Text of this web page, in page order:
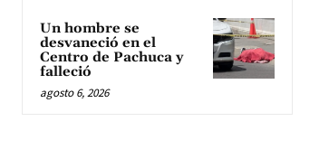
Un hombre se
desvaneció en el
Centro de Pachuca y
falleció
agosto 6, 2026